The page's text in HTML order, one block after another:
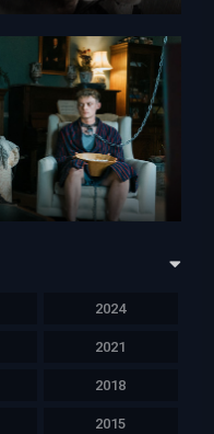
2024
2021
2018
2015